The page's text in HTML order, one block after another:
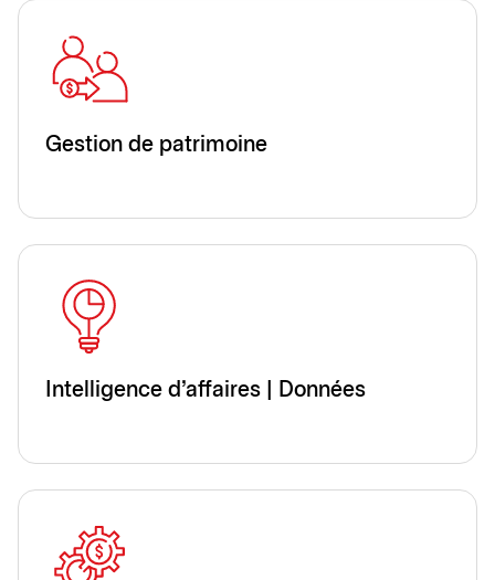
Gestion de patrimoine
Intelligence d'affaires | Données